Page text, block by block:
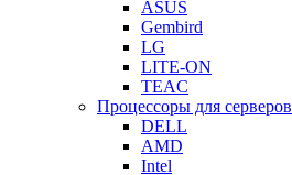
ASUS
Gembird
LG
LITE-ON
TEAC
Процессоры для серверов
DELL
AMD
Intel